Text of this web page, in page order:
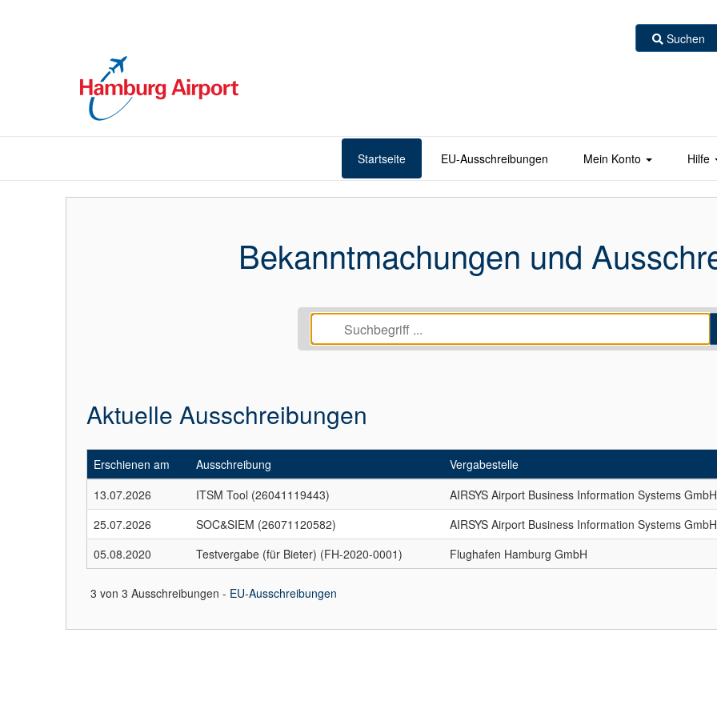
Suchen
Startseite EU-Ausschreibungen Mein Konto Hilfe
Bekanntmachungen und
Aktuelle Ausschreibungen
Erschienen am Ausschreibung Vergabestelle
13.07.2026
ITSM Tool (26041119443) AIRSYS Airport Business Information Systems GmbH
25.07.2026
SOC&SIEM (26071120582) AIRSYS Airport Business Information Systems GmbH
05.08.2020
Testvergabe (für Bieter) (FH-2020-0001) Flughafen Hamburg GmbH
3 von 3 Ausschreibungen - EU-Ausschreibungen